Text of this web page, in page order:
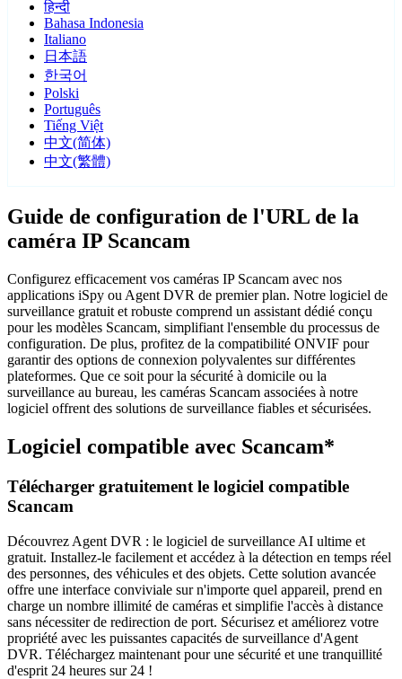
हिन्दी
Bahasa Indonesia
Italiano
日本語
한국어
Polski
Português
Tiếng Việt
中文(简体)
中文(繁體)
Guide de configuration de l'URL de la
caméra IP Scancam
Configurez efficacement vos caméras IP Scancam avec nos
applications iSpy ou Agent DVR de premier plan. Notre logiciel de
surveillance gratuit et robuste comprend un assistant dédié conçu
pour les modèles Scancam, simplifiant l'ensemble du processus de
configuration. De plus, profitez de la compatibilité ONVIF pour
garantir des options de connexion polyvalentes sur différentes
plateformes. Que ce soit pour la sécurité à domicile ou la
surveillance au bureau, les caméras Scancam associées à notre
logiciel offrent des solutions de surveillance fiables et sécurisées.
Logiciel compatible avec Scancam*
Télécharger gratuitement le logiciel compatible
Scancam
Découvrez Agent DVR : le logiciel de surveillance AI ultime et
gratuit. Installez-le facilement et accédez à la détection en temps réel
des personnes, des véhicules et des objets. Cette solution avancée
offre une interface conviviale sur n'importe quel appareil, prend en
charge un nombre illimité de caméras et simplifie l'accès à distance
sans nécessiter de redirection de port. Sécurisez et améliorez votre
propriété avec les puissantes capacités de surveillance d'Agent
DVR. Téléchargez maintenant pour une sécurité et une tranquillité
d'esprit 24 heures sur 24 !